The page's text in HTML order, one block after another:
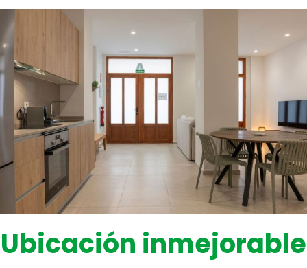
Ubicación inmejorable